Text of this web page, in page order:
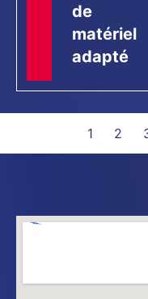
de
matériel
adapté
1 2